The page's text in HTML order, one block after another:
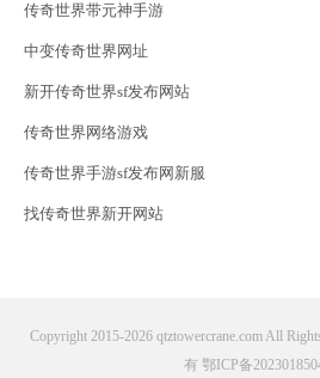
传奇世界带元神手游
中变传奇世界网址
新开传奇世界sf发布网站
传奇世界网络游戏
传奇世界手游sf发布网新服
找传奇世界新开网站
Copyright 2015-2026 qtztowercrane.com All
有 鄂ICP备